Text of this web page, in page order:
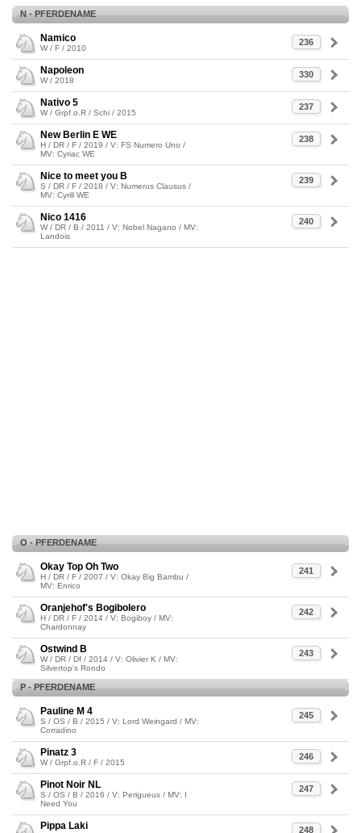
N - PFERDENAME
236
Namico
W / F / 2010
330
Napoleon
W / 2018
237
Nativo 5
W / Grpf.o.R / Schi / 2015
238
New Berlin E WE
H / DR / F / 2019 / V: FS Numero Uno /
MV: Cyriac WE
239
Nice to meet you B
S / DR / F / 2018 / V: Numerus Clausus /
MV: Cyrill WE
240
Nico 1416
W / DR / B / 2011 / V: Nobel Nagano / MV:
Landois
O - PFERDENAME
241
Okay Top Oh Two
H / DR / F / 2007 / V: Okay Big Bambu /
MV: Enrico
242
Oranjehof's Bogibolero
H / DR / F / 2014 / V: Bogiboy / MV:
Chardonnay
243
Ostwind B
W / DR / Df / 2014 / V: Olivier K / MV:
Silvertop's Rondo
P - PFERDENAME
245
Pauline M 4
S / OS / B / 2015 / V: Lord Weingard / MV:
Corradino
246
Pinatz 3
W / Grpf.o.R / F / 2015
247
Pinot Noir NL
S / OS / B / 2016 / V: Perigueux / MV: I
Need You
248
Pippa Laki